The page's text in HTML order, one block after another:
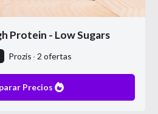
Protein - Low Sugars
Prozis 2 ofertas
Precios